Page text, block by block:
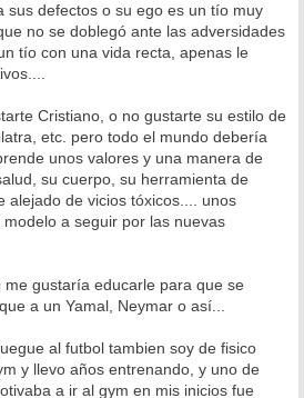
sus defectos o su ego es un tío muy
no se doblegó ante las adversidades
tío con una vida recta, apenas le
Cristiano, o no gustarte su estilo de
etc. pero todo el mundo debería
unos valores y una manera de
su cuerpo, su herramienta de
alejado de vicios tóxicos.... unos
a seguir por las nuevas
me gustaría educarle para que se
a un Yamal, Neymar o así...
al futbol tambien soy de fisico
y llevo años entrenando, y uno de
a ir al gym en mis inicios fue